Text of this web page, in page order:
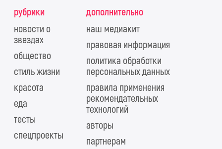
рубрики
новости о
звездах
общество
стиль жизни
красота
еда
тесты
спецпроекты
дополнительно
наш медиакит
правовая информация
политика обработки
персональных данных
правила применения
рекомендательных
технологий
авторы
партнерам